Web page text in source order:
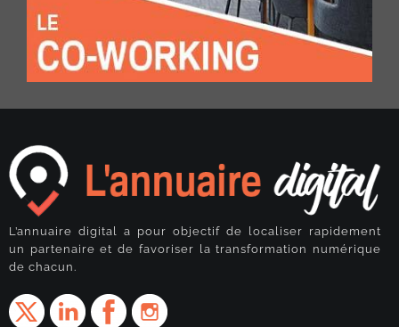
L’annuaire digital a pour objectif de localiser rapidement
un partenaire et de favoriser la transformation numérique
de chacun.